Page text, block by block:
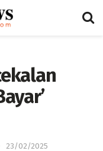
23/02/2025